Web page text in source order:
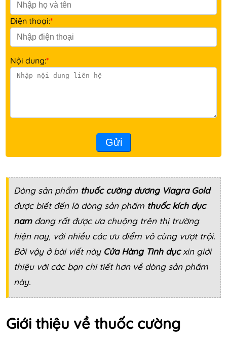
Điện thoại:*
Nội dung:*
Gửi
Dòng sản phẩm thuốc cường dương Viagra Gold
được biết đến là dòng sản phẩm thuốc kích dục
namđang rất được ưa chuộng trên thị trường
hiện nay, với nhiều các ưu điểm vô cùng vượt trội.
Bởi vậy ở bài viết này Cửa Hàng Tình dụcxin giới
thiệu với các bạn chi tiết hơn về dòng sản phẩm
này.
Giới thiệu về thuốc cường